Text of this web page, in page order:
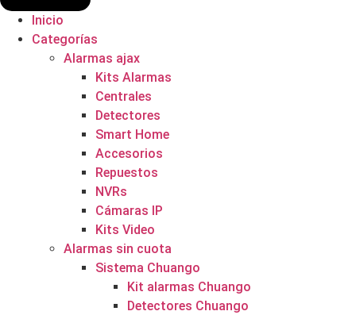
Inicio
Categorías
Alarmas ajax
Kits Alarmas
Centrales
Detectores
Smart Home
Accesorios
Repuestos
NVRs
Cámaras IP
Kits Video
Alarmas sin cuota
Sistema Chuango
Kit alarmas Chuango
Detectores Chuango